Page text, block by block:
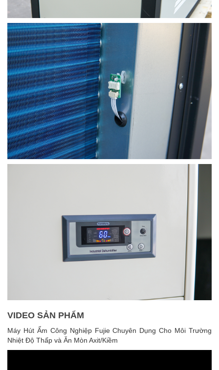
VIDEO SẢN PHẨM
Máy Hút Ẩm Công Nghiệp Fujie Chuyên Dụng Cho Môi Trường
Nhiệt Độ Thấp và Ăn Mòn Axit/Kiềm